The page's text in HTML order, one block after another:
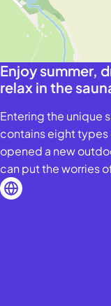
Enjoy summer,
relax in the
Entering the unique
contains eight types
opened a new
can put the worries